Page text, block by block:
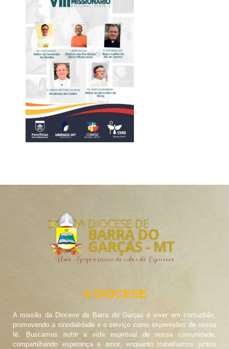
A DIOCESE
A missão da Diocese de Barra do Garças é viver em comunhão,
promovendo a sinodalidade e o serviço como expressões de nossa
fé. Buscamos nutrir a vida espiritual de nossa comunidade,
compartilhando esperança e amor, enquanto trabalhamos juntos